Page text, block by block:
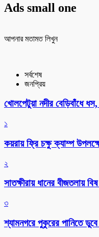
Ads small one
আপনার মতামত লিখুন
সর্বশেষ
জনপ্রিয়
খোলপেটুয়া নদীর বেড়িবাঁধে
১
কয়রায় ফ্রি চক্ষু ক্যাম্প
২
সাতক্ষীরায় ধানের বীজতলায়
৩
শ্যামনগরে পুকুরের পানিতে